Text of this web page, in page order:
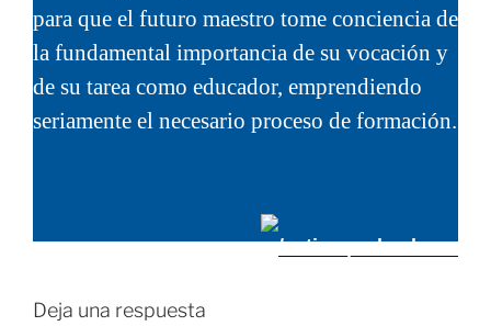
para que el futuro maestro tome conciencia de
la fundamental importancia de su vocación y
de su tarea como educador, emprendiendo
seriamente el necesario proceso de formación.
/estiempodeeducar
Deja una respuesta